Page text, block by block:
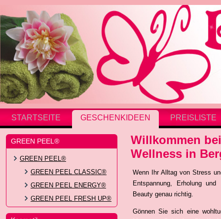
STARTSEITE GESCHENKIDEEN PREISLISTE
GREEN PEEL®
GREEN PEEL®
GREEN PEEL CLASSIC®
GREEN PEEL ENERGY®
GREEN PEEL FRESH UP®
Willkommen
Wellness in
Wenn Ihr Alltag von Stress
Entspannung, Erholung
Beauty genau richtig.
Gönnen Sie sich eine